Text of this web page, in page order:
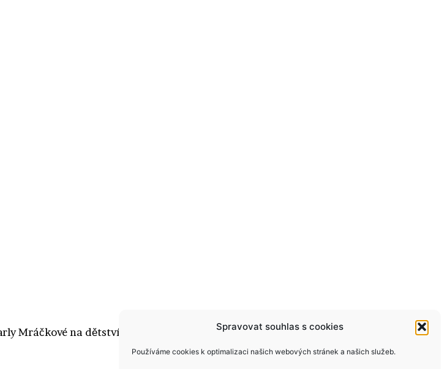
Spravovat souhlas s cookies
Používáme cookies k optimalizaci našich webových stránek a našich služeb.